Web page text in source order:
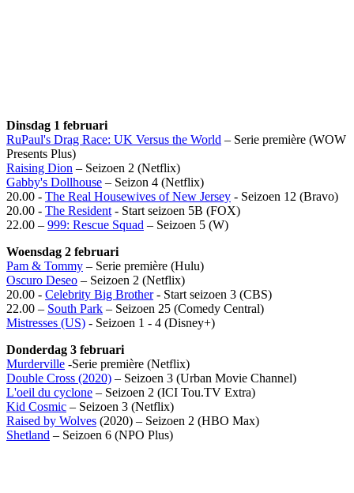
Dinsdag 1 februari
RuPaul's Drag Race: UK Versus the World – Serie première (WOW
Presents Plus)
Raising Dion – Seizoen 2 (Netflix)
Gabby's Dollhouse – Seizon 4 (Netflix)
20.00 - The Real Housewives of New Jersey - Seizoen 12 (Bravo)
20.00 - The Resident - Start seizoen 5B (FOX)
22.00 – 999: Rescue Squad – Seizoen 5 (W)
Woensdag 2 februari
Pam & Tommy – Serie première (Hulu)
Oscuro Deseo – Seizoen 2 (Netflix)
20.00 - Celebrity Big Brother- Start seizoen 3 (CBS)
22.00 – South Park – Seizoen 25 (Comedy Central)
Mistresses (US) - Seizoen 1 - 4 (Disney+)
Donderdag 3 februari
Murderville -Serie première (Netflix)
Double Cross (2020) – Seizoen 3 (Urban Movie Channel)
L'oeil du cyclone – Seizoen 2 (ICI Tou.TV Extra)
Kid Cosmic – Seizoen 3 (Netflix)
Raised by Wolves (2020) – Seizoen 2 (HBO Max)
Shetland – Seizoen 6 (NPO Plus)